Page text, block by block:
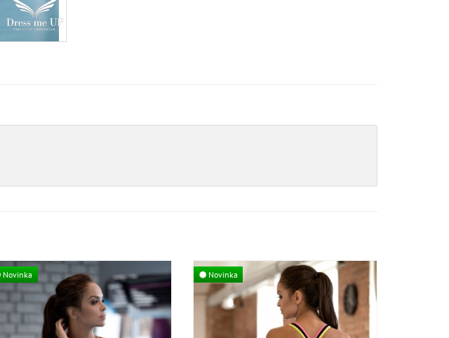
Novinka Novinka